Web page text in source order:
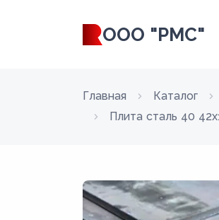
ООО "РМС"
Главная Каталог
Плита сталь 40